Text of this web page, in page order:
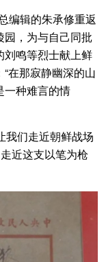
辑的朱承修重返
园，为与自己同批
刘鸣等烈士献上鲜
在那寂静幽深的山
一种难言的情
们走近朝鲜战场
近这支以笔为枪